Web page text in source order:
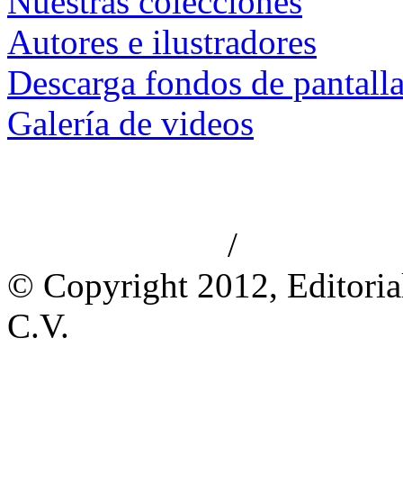
Autores e ilustradores
Descarga fondos de
Galería de videos
/
© Copyright 2012,
C.V.